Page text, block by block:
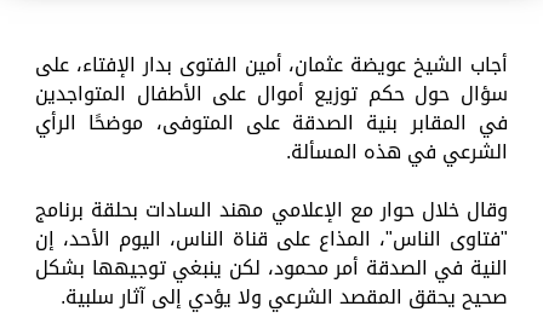
أجاب الشيخ عويضة عثمان، أمين الفتوى بدار الإفتاء، على
سؤال حول حكم توزيع أموال على الأطفال المتواجدين
في المقابر بنية الصدقة على المتوفى، موضحًا الرأي
الشرعي في هذه المسألة.
وقال خلال حوار مع الإعلامي مهند السادات بحلقة برنامج
"فتاوى الناس"، المذاع على قناة الناس، اليوم الأحد، إن
النية في الصدقة أمر محمود، لكن ينبغي توجيهها بشكل
صحيح يحقق المقصد الشرعي ولا يؤدي إلى آثار سلبية.